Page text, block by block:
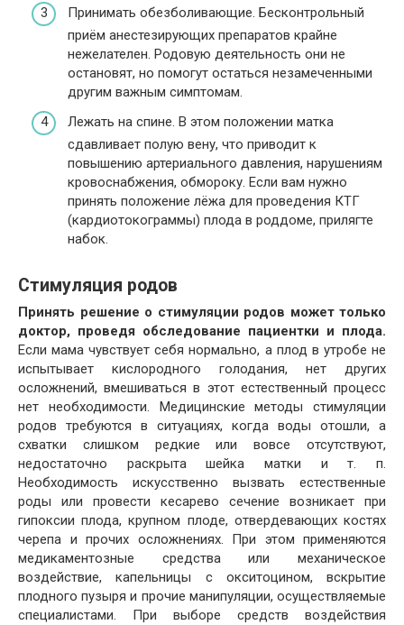
Принимать обезболивающие. Бесконтрольный
приём анестезирующих препаратов крайне
нежелателен. Родовую деятельность они не
остановят, но помогут остаться незамеченными
другим важным симптомам.
Лежать на спине. В этом положении матка
сдавливает полую вену, что приводит к
повышению артериального давления, нарушениям
кровоснабжения, обмороку. Если вам нужно
принять положение лёжа для проведения КТГ
(кардиотокограммы) плода в роддоме, прилягте
набок.
Стимуляция родов
Принять решение о стимуляции родов может только
доктор, проведя обследование пациентки и плода.
Если мама чувствует себя нормально, а плод в утробе не
испытывает кислородного голодания, нет других
осложнений, вмешиваться в этот естественный процесс
нет необходимости. Медицинские методы стимуляции
родов требуются в ситуациях, когда воды отошли, а
схватки слишком редкие или вовсе отсутствуют,
недостаточно раскрыта шейка матки и т. п.
Необходимость искусственно вызвать естественные
роды или провести кесарево сечение возникает при
гипоксии плода, крупном плоде, отвердевающих костях
черепа и прочих осложнениях. При этом применяются
медикаментозные средства или механическое
воздействие, капельницы с окситоцином, вскрытие
плодного пузыря и прочие манипуляции, осуществляемые
специалистами. При выборе средств воздействия